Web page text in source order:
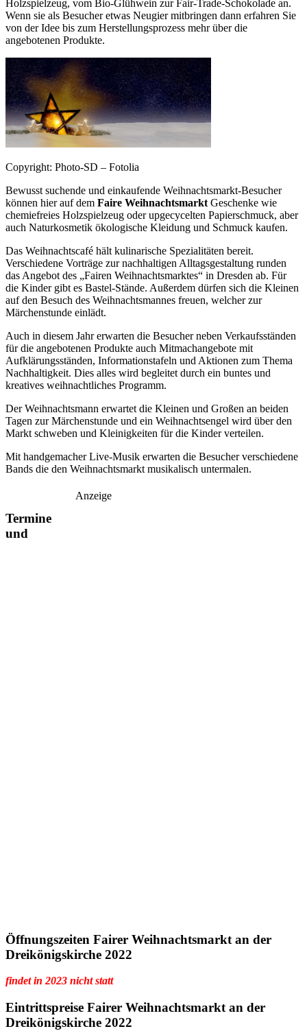
Holzspielzeug, vom Bio-Glühwein zur Fair-Trade-Schokolade an.
Wenn sie als Besucher etwas Neugier mitbringen dann erfahren Sie
von der Idee bis zum Herstellungsprozess mehr über die
angebotenen Produkte.
Copyright: Photo-SD – Fotolia
Bewusst suchende und einkaufende Weihnachtsmarkt-Besucher
können hier auf dem Faire Weihnachtsmarkt Geschenke wie
chemiefreies Holzspielzeug oder upgecycelten Papierschmuck, aber
auch Naturkosmetik ökologische Kleidung und Schmuck kaufen.
Das Weihnachtscafé hält kulinarische Spezialitäten bereit.
Verschiedene Vorträge zur nachhaltigen Alltagsgestaltung runden
das Angebot des „Fairen Weihnachtsmarktes“ in Dresden ab. Für
die Kinder gibt es Bastel-Stände. Außerdem dürfen sich die Kleinen
auf den Besuch des Weihnachtsmannes freuen, welcher zur
Märchenstunde einlädt.
Auch in diesem Jahr erwarten die Besucher neben Verkaufsständen
für die angebotenen Produkte auch Mitmachangebote mit
Aufklärungsständen, Informationstafeln und Aktionen zum Thema
Nachhaltigkeit. Dies alles wird begleitet durch ein buntes und
kreatives weihnachtliches Programm.
Der Weihnachtsmann erwartet die Kleinen und Großen an beiden
Tagen zur Märchenstunde und ein Weihnachtsengel wird über den
Markt schweben und Kleinigkeiten für die Kinder verteilen.
Mit handgemacher Live-Musik erwarten die Besucher verschiedene
Bands die den Weihnachtsmarkt musikalisch untermalen.
Anzeige
Termine
und
Öffnungszeiten Fairer Weihnachtsmarkt an der
Dreikönigskirche 2022
findet in 2023 nicht statt
Eintrittspreise Fairer Weihnachtsmarkt an der
Dreikönigskirche 2022